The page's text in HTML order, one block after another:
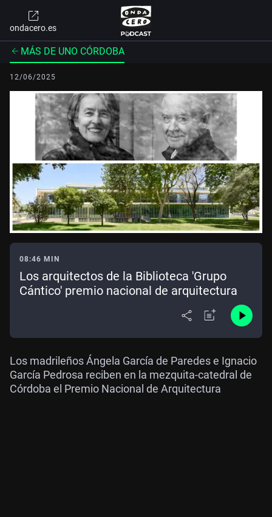
ondacero.es
MÁS DE UNO CÓRDOBA
12/06/2025
08:46 MIN
Los arquitectos de la Biblioteca 'Grupo
Cántico' premio nacional de arquitectura
Los madrileños Ángela García de Paredes e Ignacio
García Pedrosa reciben en la mezquita-catedral de
Córdoba el Premio Nacional de Arquitectura